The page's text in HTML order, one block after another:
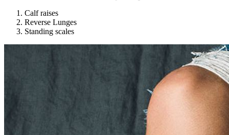
Calf raises
Reverse Lunges
Standing scales